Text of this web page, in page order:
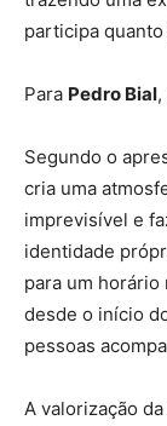
participa quanto
Para Pedro Bial
Segundo o
cria uma
imprevisível e
identidade
para um horário
desde o início
pessoas
A valorização